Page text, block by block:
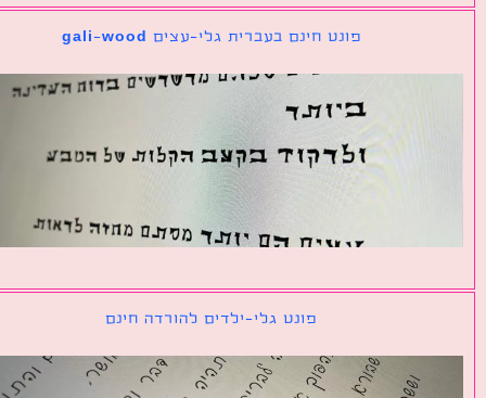
פונט חינם בעברית גלי-עצים gali-wood
פונט גלי-ילדים להורדה חינם